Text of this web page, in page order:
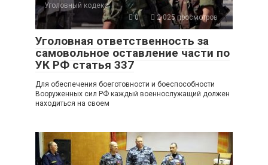
Уголовный кодекс
0
2 025 просмотров
Уголовная ответственность за
самовольное оставление части по
УК РФ статья 337
Для обеспечения боеготовности и боеспособности
Вооруженных сил РФ каждый военнослужащий должен
находиться на своем